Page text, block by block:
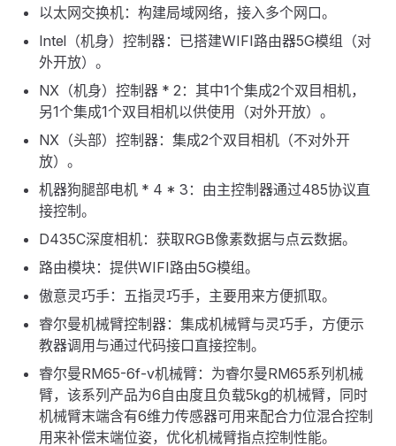
以太网交换机：构建局域网络，接入多个网口。
Intel（机身）控制器：已搭建WIFI路由器5G模组（对
外开放）。
NX（机身）控制器 * 2：其中1个集成2个双目相机，
另1个集成1个双目相机以供使用（对外开放）。
NX（头部）控制器：集成2个双目相机（不对外开
放）。
机器狗腿部电机 * 4 * 3：由主控制器通过485协议直
接控制。
D435C深度相机：获取RGB像素数据与点云数据。
路由模块：提供WIFI路由5G模组。
傲意灵巧手：五指灵巧手，主要用来方便抓取。
睿尔曼机械臂控制器：集成机械臂与灵巧手，方便示
教器调用与通过代码接口直接控制。
睿尔曼RM65-6f-v机械臂：为睿尔曼RM65系列机械
臂，该系列产品为6自由度且负载5kg的机械臂，同时
机械臂末端含有6维力传感器可用来配合力位混合控制
用来补偿末端位姿，优化机械臂指点控制性能。